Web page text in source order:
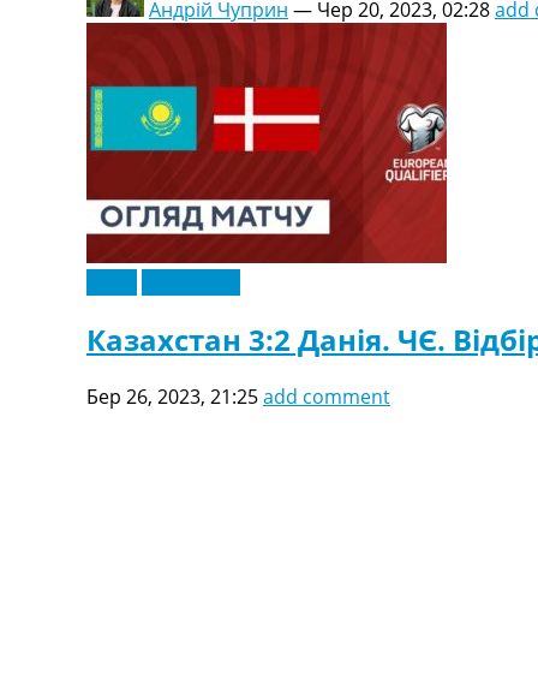
Андрій Чуприн — Чер 20, 2023, 02:28add
Казахстан 3:2 Данія. ЧЄ.
Бер 26, 2023, 21:25add comment